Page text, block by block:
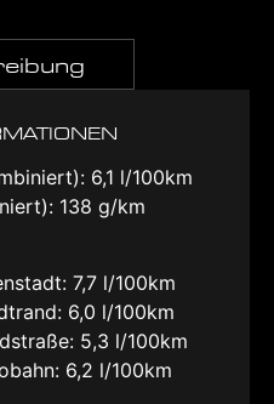
6,1 l/100km
138 g/km
7,7 l/100km
6,0 l/100km
5,3 l/100km
6,2 l/100km